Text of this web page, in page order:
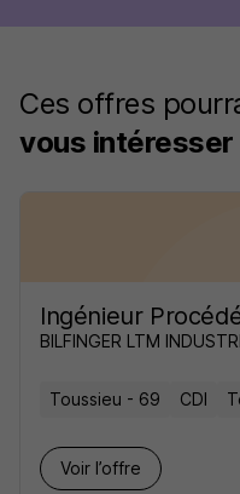
Ces offres
vous intéresser
Ingénieur
BILFINGER LTM
Toussieu - 69 CDI
Voir l’offre